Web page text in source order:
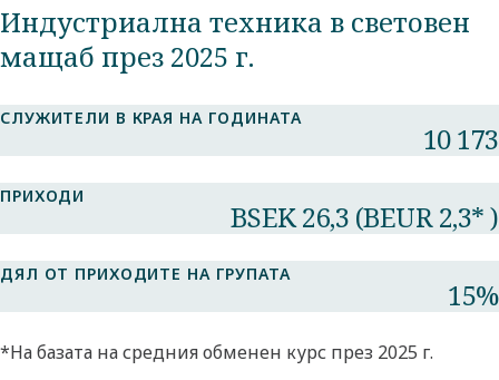
Индустриална техника в световен
мащаб през 2025 г.
СЛУЖИТЕЛИ В КРАЯ НА ГОДИНАТА
10 173​
ПРИХОДИ
BSEK 26,3 (BEUR 2,3* )
ДЯЛ ОТ ПРИХОДИТЕ НА ГРУПАТА​
15%​
*На базата на средния обменен курс през 2025 г.